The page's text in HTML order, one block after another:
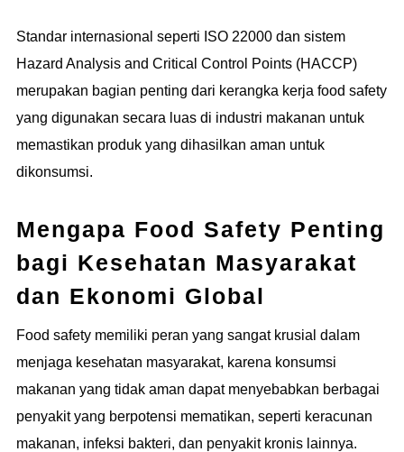
Standar internasional seperti ISO 22000 dan sistem
Hazard Analysis and Critical Control Points (HACCP)
merupakan bagian penting dari kerangka kerja food safety
yang digunakan secara luas di industri makanan untuk
memastikan produk yang dihasilkan aman untuk
dikonsumsi.
Mengapa Food Safety Penting
bagi Kesehatan Masyarakat
dan Ekonomi Global
Food safety memiliki peran yang sangat krusial dalam
menjaga kesehatan masyarakat, karena konsumsi
makanan yang tidak aman dapat menyebabkan berbagai
penyakit yang berpotensi mematikan, seperti keracunan
makanan, infeksi bakteri, dan penyakit kronis lainnya.